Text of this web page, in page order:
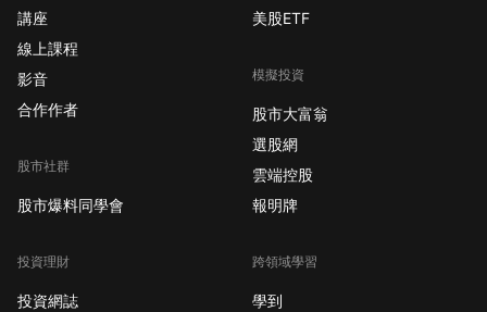
講座
線上課程
影音
合作作者
股市社群
股市爆料同學會
投資理財
投資網誌
美股ETF
模擬投資
股市大富翁
選股網
雲端控股
報明牌
跨領域學習
學到